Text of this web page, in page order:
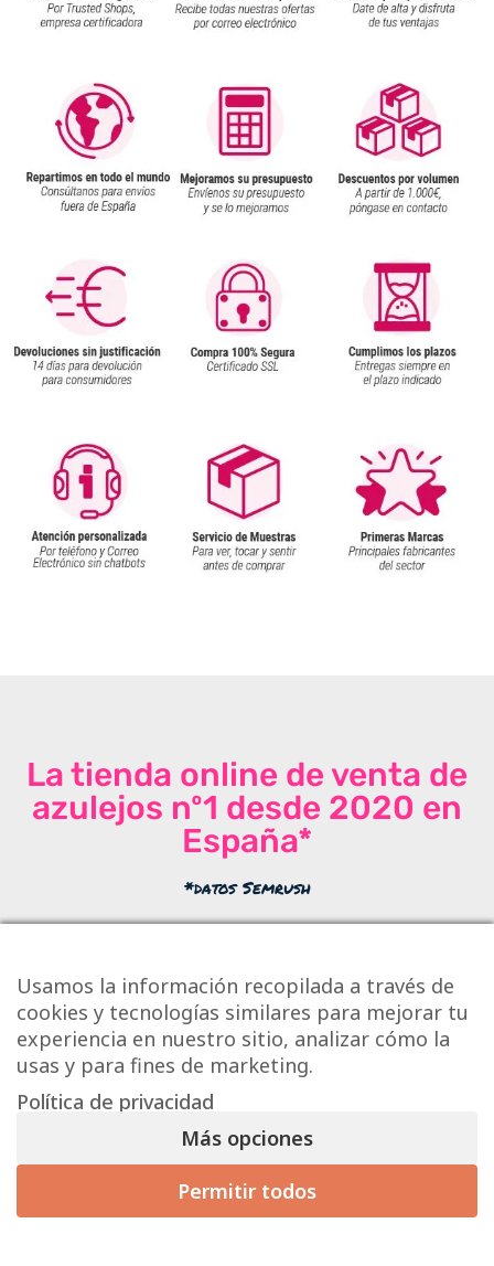
La tienda online de venta de
azulejos nº1 desde 2020 en
España*
*datos Semrush
Gracias
a todos nuestros visitantes por ayudarnos a ser la tienda
online de azulejosmás visitaday conmás valoraciones
positivas por quinto año consecutivo
Usamos la información recopilada a través de
cookies y tecnologías similares para mejorar tu
experiencia en nuestro sitio, analizar cómo la
usas y para fines de marketing.
Política de privacidad
Más opciones
Permitir todos